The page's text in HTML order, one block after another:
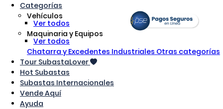
Categorías
Vehículos
Ver todos
Maquinaria y Equipos
Ver todos
Chatarra y Excedentes Industriales Otras categorías
Tour SubastaLover
Hot Subastas
Subastas Internacionales
Vende Aquí
Ayuda